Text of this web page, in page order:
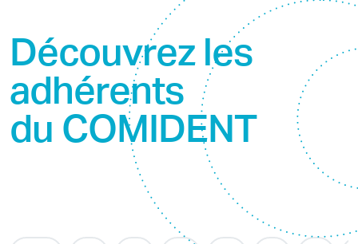
Découvrez les
adhérents
du COMIDENT